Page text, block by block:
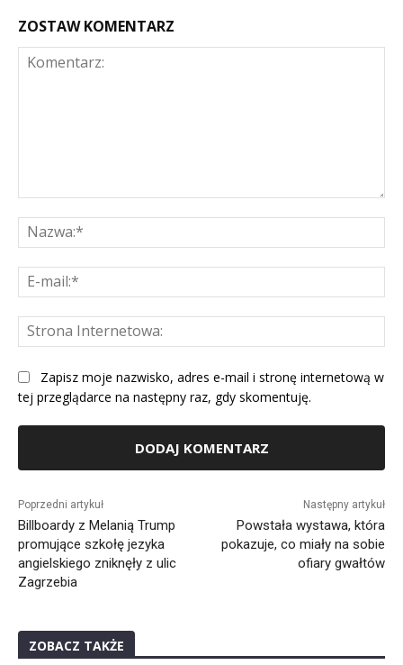
ZOSTAW KOMENTARZ
Zapisz moje nazwisko, adres e-mail i stronę internetową w
tej przeglądarce na następny raz, gdy skomentuję.
Poprzedni artykuł
Billboardy z Melanią Trump
promujące szkołę jezyka
angielskiego zniknęły z ulic
Zagrzebia
Następny artykuł
Powstała wystawa, która
pokazuje, co miały na sobie
ofiary gwałtów
ZOBACZ TAKŻE